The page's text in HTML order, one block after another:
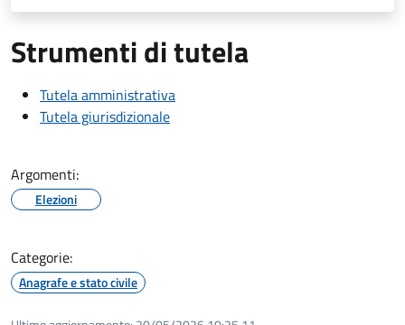
Strumenti di tutela
Tutela amministrativa
Tutela giurisdizionale
Argomenti:
Elezioni
Categorie:
Anagrafe e stato civile